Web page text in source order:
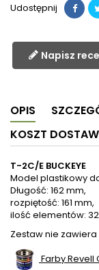
Udostępnij
Napisz
OPIS
KOSZT
T-2C/E BUCKEYE
Model plastikowy
Długość: 162 mm,
rozpiętość: 161 mm,
ilość elementów:
Zestaw nie zawiera
Farby